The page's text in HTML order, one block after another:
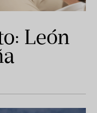
León